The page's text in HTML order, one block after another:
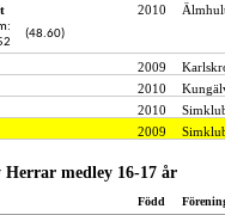
2010
(48.60)
2009
2010
2010
2009
Herrar medley 16-17 år
Född